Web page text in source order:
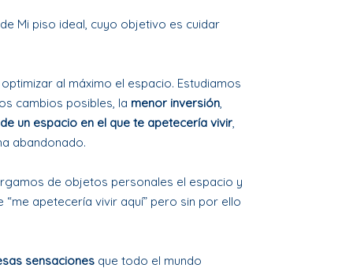
Mi piso ideal, cuyo objetivo es cuidar
al máximo el espacio. Estudiamos
cambios posibles, la menor inversión,
un espacio en el que te apetecería vivir,
abandonado.
de objetos personales el espacio y
apetecería vivir aquí” pero sin por ello
sensaciones que todo el mundo